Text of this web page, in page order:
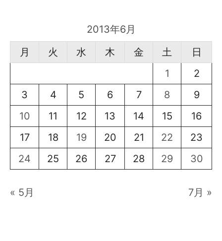
2013年6月
月
火 水 木 金 土
日
1
2
3
4 5 6 7 8
9
10
11 12 13 14 15
16
17
18 19 20 21 22
23
24
25 26 27 28 29 30
« 5月 7月 »